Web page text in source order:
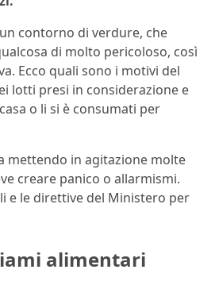
contorno di verdure, che
di molto pericoloso, così
Ecco quali sono i motivi del
lotti presi in considerazione e
o li si è consumati per
mettendo in agitazione molte
creare panico o allarmismi.
e le direttive del Ministero per
alimentari